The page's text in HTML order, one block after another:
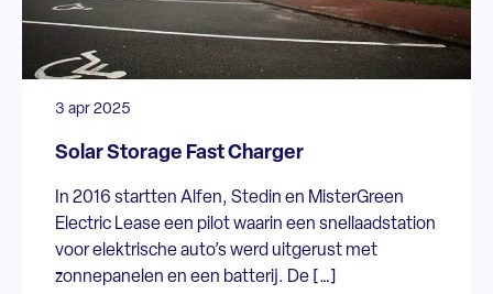
3 apr 2025
Solar Storage Fast Charger
In 2016 startten Alfen, Stedin en MisterGreen
Electric Lease een pilot waarin een snellaadstation
voor elektrische auto’s werd uitgerust met
zonnepanelen en een batterij. De […]